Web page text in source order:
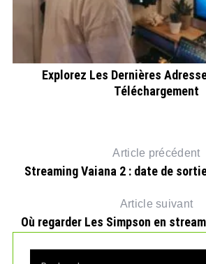
Explorez Les Dernières
Téléchargement
Article précédent
Streaming Vaiana 2 : date de
Article suivant
Où regarder Les Simpson en